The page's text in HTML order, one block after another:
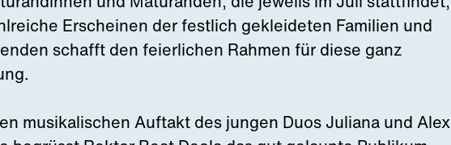
Erscheinen der festlich gekleideten Familien und
schafft den feierlichen Rahmen für diese ganz
musikalischen Auftakt des jungen Duos Juliana und Alex